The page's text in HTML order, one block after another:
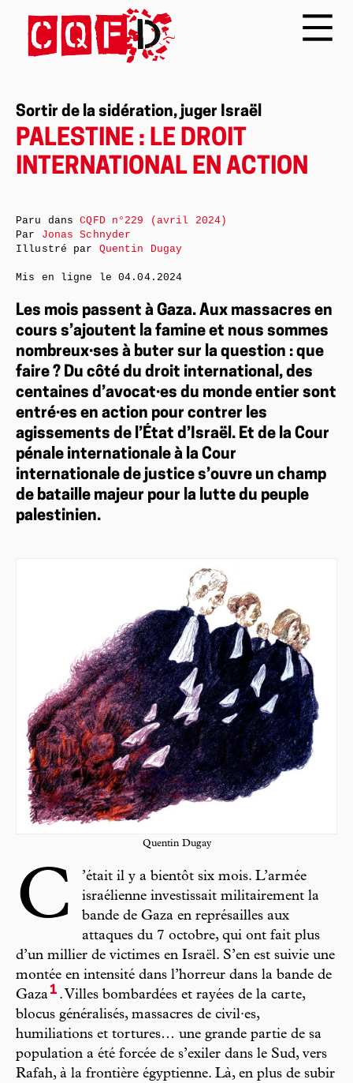
Sortir de la sidération, juger Israël
PALESTINE : LE DROIT
INTERNATIONAL EN ACTION
Les mois passent à Gaza. Aux massacres en
cours s’ajoutent la famine et nous sommes
nombreux·ses à buter sur la question : que
faire ? Du côté du droit international, des
centaines d’avocat·es du monde entier sont
entré·es en action pour contrer les
agissements de l’État d’Israël. Et de la Cour
pénale internationale à la Cour
internationale de justice s’ouvre un champ
de bataille majeur pour la lutte du peuple
palestinien.
Quentin Dugay
C
’était il y a bientôt six mois. L’armée
israélienne investissait militairement la
bande de Gaza en représailles aux
attaques du 7 octobre, qui ont fait plus
d’un millier de victimes en Israël. S’en est suivie une
montée en intensité dans l’horreur dans la bande de
Gaza1 . Villes bombardées et rayées de la carte,
blocus généralisés, massacres de civil·es,
humiliations et tortures… une grande partie de sa
population a été forcée de s’exiler dans le Sud, vers
Rafah, à la frontière égyptienne. Là, en plus de subir
Paru dansCQFD n°229 (avril 2024)
Par Jonas Schnyder
Illustré par Quentin Dugay
Mis en ligne le04.04.2024